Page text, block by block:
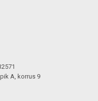
A, korrus 9